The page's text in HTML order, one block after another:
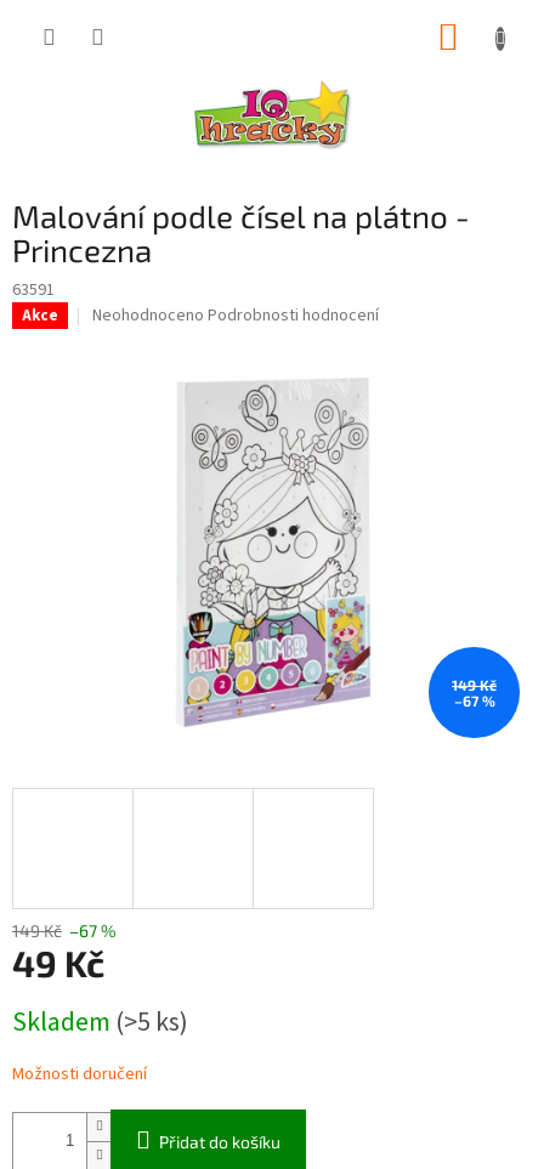
Malování podle čísel na plátno -
Princezna
63591
Akce
Průměrné
Neohodnoceno Podrobnosti hodnocení
149 Kč
–67 %
149 Kč –67 %
49 Kč
cena:
Skladem (>5 ks)
Možnosti doručení
Přidat do košíku